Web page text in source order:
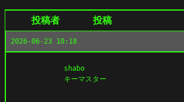
投稿者 投稿
2026-06-23 10:18
shabo
キーマスター